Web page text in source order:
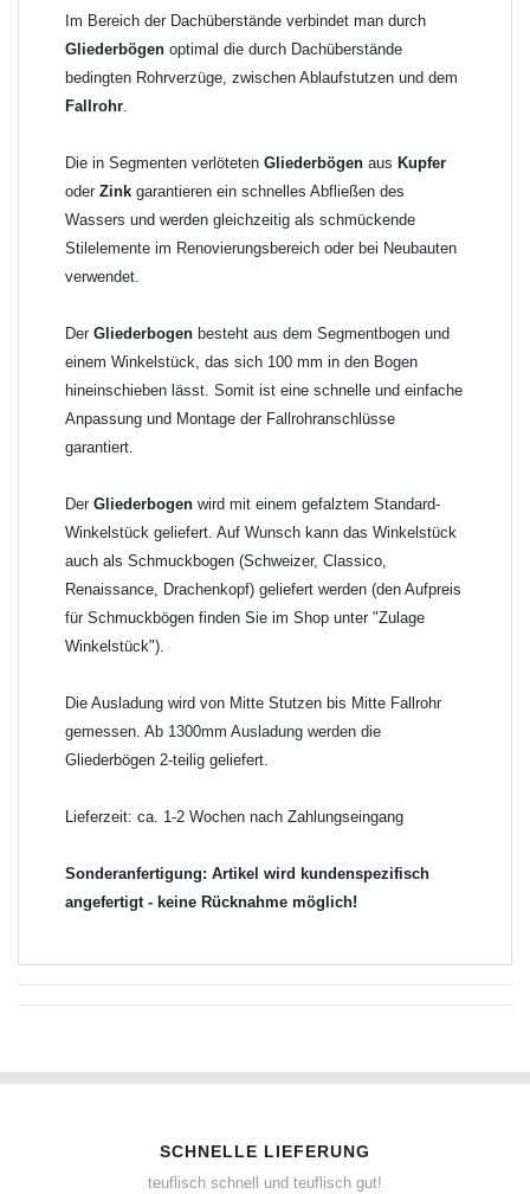
Shop unter "Zulage Winkelstück").
Die Ausladung wird von Mitte Stutzen bis Mitte Fallrohr
gemessen. Ab 1300mm Ausladung werden die Gliederbögen 2-
Lieferzeit: ca. 1-2 Wochen nach Zahlungseingang
Sonderanfertigung: Artikel wird kundenspezifisch
angefertigt - keine Rücknahme möglich!
Im Bereich der Dachüberstände verbindet man durch
Gliederbögen optimal die durch Dachüberstände
bedingten Rohrverzüge, zwischen Ablaufstutzen und dem
Fallrohr.
Die in Segmenten verlöteten Gliederbögen aus Kupfer
oder Zink garantieren ein schnelles Abfließen des
Wassers und werden gleichzeitig als schmückende
Stilelemente im Renovierungsbereich oder bei Neubauten
verwendet.
Der Gliederbogen besteht aus dem Segmentbogen und
einem Winkelstück, das sich 100 mm in den Bogen
hineinschieben lässt. Somit ist eine schnelle und einfache
Anpassung und Montage der Fallrohranschlüsse
garantiert.
Der Gliederbogen wird mit einem gefalztem Standard-
Winkelstück geliefert. Auf Wunsch kann das Winkelstück
auch als Schmuckbogen (Schweizer, Classico,
Renaissance, Drachenkopf) geliefert werden (den Aufpreis
für Schmuckbögen finden Sie im Shop unter "Zulage
Winkelstück").
Die Ausladung wird von Mitte Stutzen bis Mitte Fallrohr
gemessen. Ab 1300mm Ausladung werden die
Gliederbögen 2-teilig geliefert.
Lieferzeit: ca. 1-2 Wochen nach Zahlungseingang
Sonderanfertigung: Artikel wird kundenspezifisch
angefertigt - keine Rücknahme möglich!
SCHNELLE LIEFERUNG
teuflisch schnell und teuflisch gut!